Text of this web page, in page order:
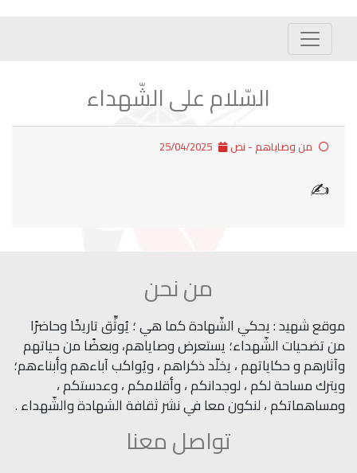
السّلام على الشّهداء
من وصاياهم - نص
✍
من نحن
موقع شهيد : يحكي الشّهادة كما هي ؛ يُوثِّق تاريخًا وحاضرًا
من تضحيات الشّهداء؛ يستعرض وصاياهم، وبعضًا من حياتهم
وآثارهم و حكاياتهم ، يخلّد ذكراهم ، ويُواكب آباءهم وأبناءهم؛
ويترك مساحة لكم ، لوجدانكم ، وأقلامكم ، وعدستكم ،
ومساهماتكم ، لنكون معا في نشر ثقافة الشهادة والشّهداء .
تواصل معنا